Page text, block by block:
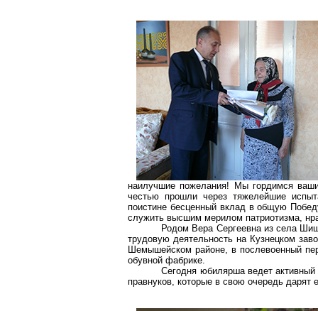
наилучшие пожелания! Мы гордимся
честью прошли через тяжелейшие
поистине бесценный вклад в общую
служить высшим мерилом патриотизма,
Родом Вера Сергеевна из села
трудовую деятельность на Кузнецком
Шемышейском районе, в послевоенный
обувной фабрике.
Сегодня юбилярша ведет
правнуков, которые в свою очередь дарят